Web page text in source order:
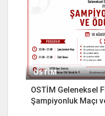
OSTİM
OSTİM Geleneksel
Şampiyonluk Maçı